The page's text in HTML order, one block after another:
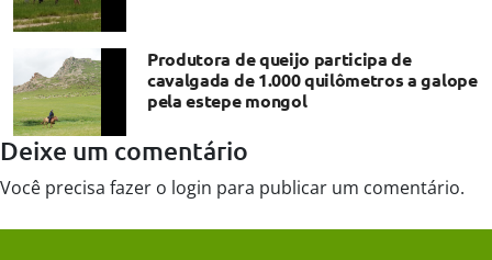
Produtora de queijo participa de
cavalgada de 1.000 quilômetros a galope
pela estepe mongol
Deixe um comentário
Você precisa fazer o login para publicar um comentário.